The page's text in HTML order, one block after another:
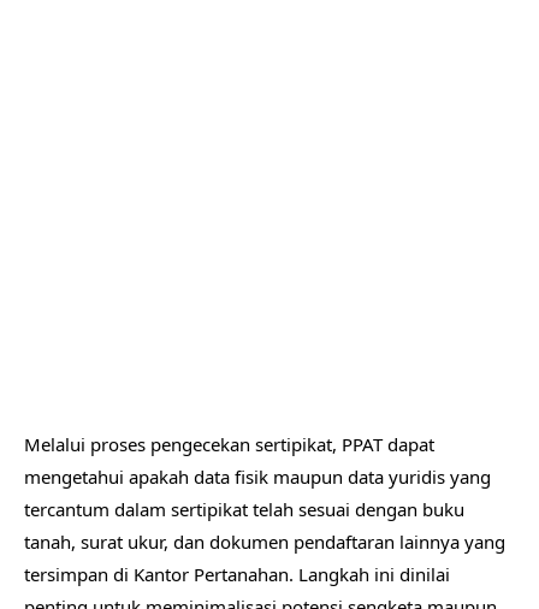
Melalui proses pengecekan sertipikat, PPAT dapat
mengetahui apakah data fisik maupun data yuridis yang
tercantum dalam sertipikat telah sesuai dengan buku
tanah, surat ukur, dan dokumen pendaftaran lainnya yang
tersimpan di Kantor Pertanahan. Langkah ini dinilai